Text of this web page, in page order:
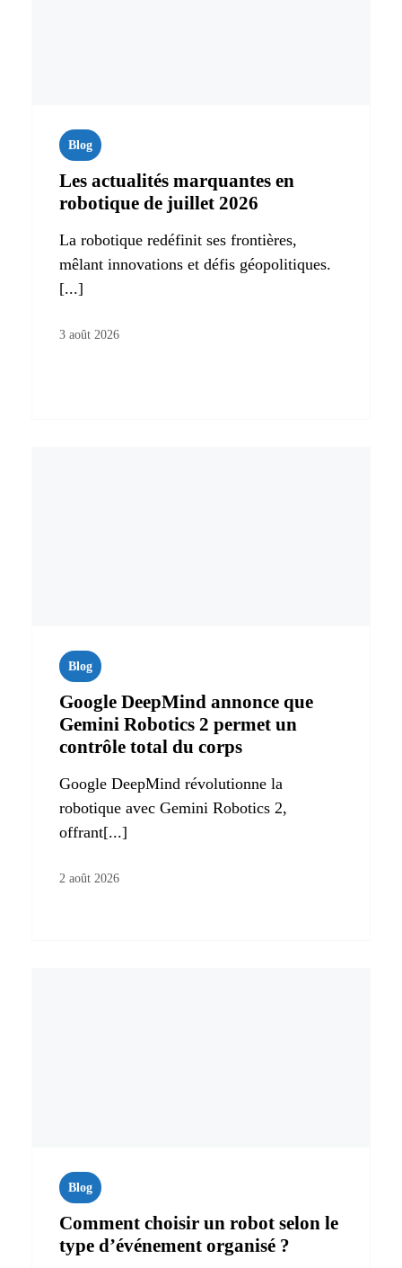
Blog
Les actualités marquantes en
robotique de juillet 2026
La robotique redéfinit ses frontières,
mêlant innovations et défis géopolitiques.
[...]
3 août 2026
Blog
Google DeepMind annonce que
Gemini Robotics 2 permet un
contrôle total du corps
Google DeepMind révolutionne la
robotique avec Gemini Robotics 2,
offrant[...]
2 août 2026
Blog
Comment choisir un robot selon le
type d’événement organisé ?